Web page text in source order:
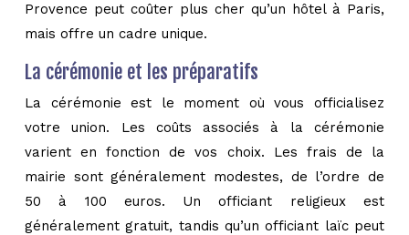
Provence peut coûter plus cher qu’un hôtel à Paris,
mais offre un cadre unique.
La cérémonie et les préparatifs
La cérémonie est le moment où vous officialisez
votre union. Les coûts associés à la cérémonie
varient en fonction de vos choix. Les frais de la
mairie sont généralement modestes, de l’ordre de
50 à 100 euros. Un officiant religieux est
généralement gratuit, tandis qu’un officiant laïc peut